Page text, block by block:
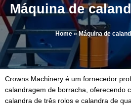
Máquina de
Home»Máquina de
Crowns Machinery é um fornecedor
calandragem de borracha , oferecendo
calandra de três rolos e calandra de